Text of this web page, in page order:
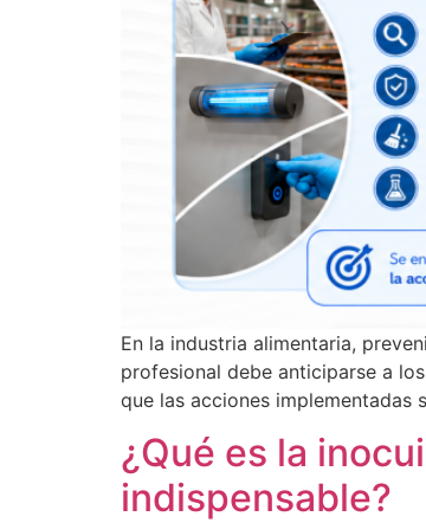
En la industria alimentaria,
profesional debe anticiparse a
que las acciones implementadas
¿Qué es la
indispensable?